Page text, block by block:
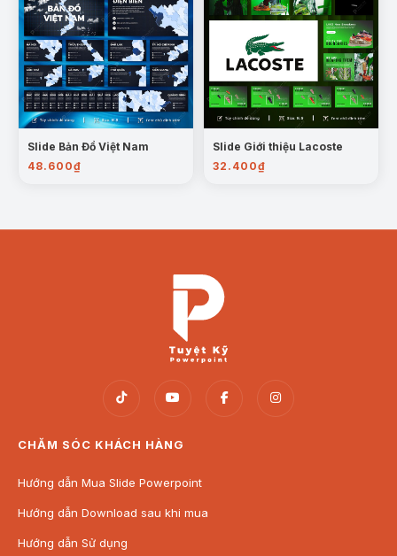
Slide Bản Đồ Việt Nam
48.600₫
Slide Giới thiệu Lacoste
32.400₫
CHĂM SÓC KHÁCH HÀNG
Hướng dẫn Mua Slide Powerpoint
Hướng dẫn Download sau khi mua
Hướng dẫn Sử dụng